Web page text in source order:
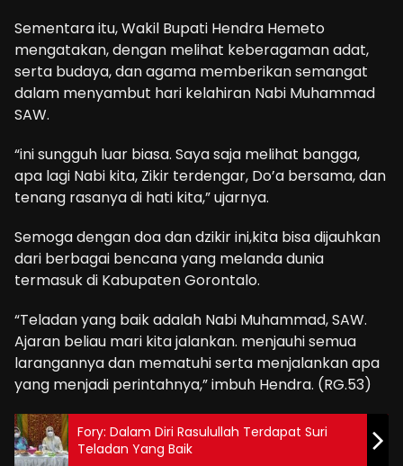
Sementara itu, Wakil Bupati Hendra Hemeto
mengatakan, dengan melihat keberagaman adat,
serta budaya, dan agama memberikan semangat
dalam menyambut hari kelahiran Nabi Muhammad
SAW.
“ini sungguh luar biasa. Saya saja melihat bangga,
apa lagi Nabi kita, Zikir terdengar, Do’a bersama, dan
tenang rasanya di hati kita,” ujarnya.
Semoga dengan doa dan dzikir ini,kita bisa dijauhkan
dari berbagai bencana yang melanda dunia
termasuk di Kabupaten Gorontalo.
“Teladan yang baik adalah Nabi Muhammad, SAW.
Ajaran beliau mari kita jalankan. menjauhi semua
larangannya dan mematuhi serta menjalankan apa
yang menjadi perintahnya,” imbuh Hendra. (RG.53)
Fory: Dalam Diri Rasulullah Terdapat Suri
Teladan Yang Baik